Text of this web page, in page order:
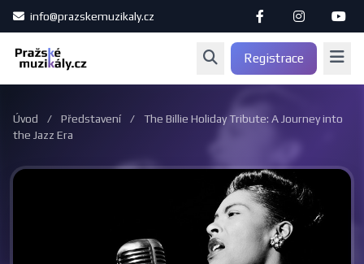
info@prazskemuzikaly.cz
Registrace
Úvod / Představení /
The Billie Holiday Tribute: A Journey into
the Jazz Era